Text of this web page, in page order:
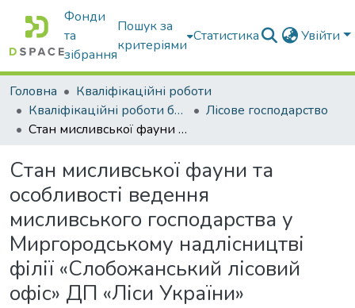
Фонди
та
зібрання
Пошук за
критеріями
Статистика Увійти
Головна
Кваліфікаційні роботи
Кваліфікаційні роботи бакалаврів
Лісове господарство
Стан мисливської фауни та особливості ведення мисливського господарства у Миргородському надлісництві філії «Слобожанський лісовий офіс» ДП «Ліси України»
Стан мисливської фауни та
особливості ведення
мисливського господарства у
Миргородському надлісництві
філії «Слобожанський лісовий
офіс» ДП «Ліси України»